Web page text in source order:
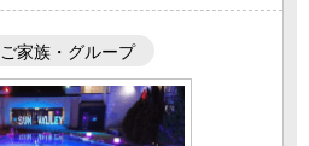
ご家族・グループ